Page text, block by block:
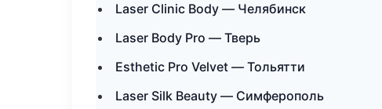
Laser Clinic Body — Челябинск
Laser Body Pro — Тверь
Esthetic Pro Velvet — Тольятти
Laser Silk Beauty — Симферополь